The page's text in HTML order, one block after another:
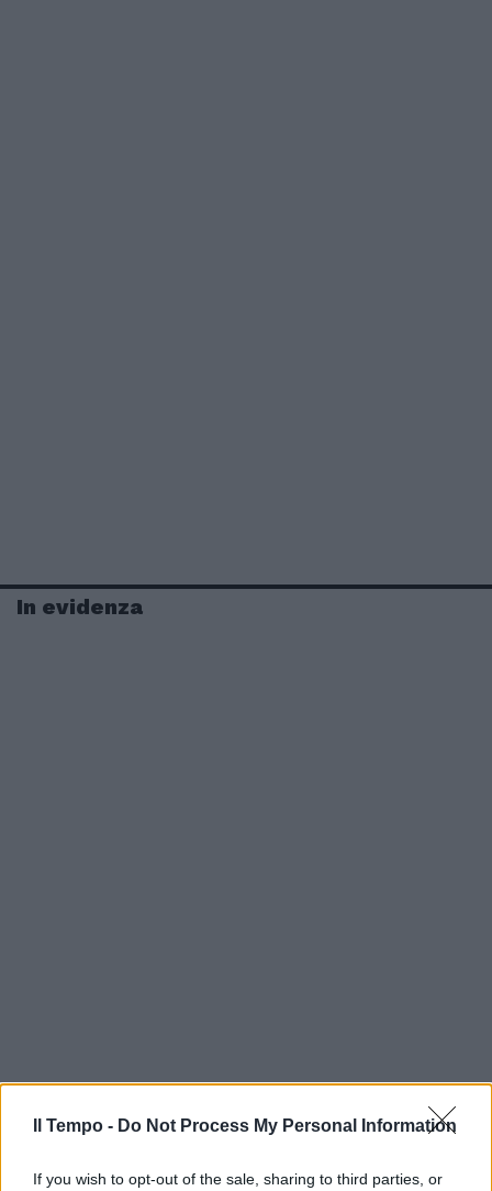
Il Tempo - Do Not Process My Personal Information
If you wish to opt-out of the sale, sharing to third parties, or
In evidenza